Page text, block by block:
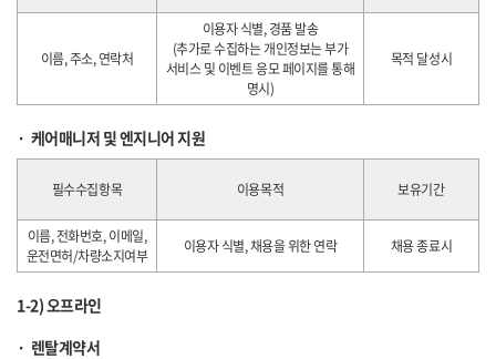
이름, 주소, 연락처
이용자 식별, 경품 발송
(추가로 수집하는 개인정보는 부가
서비스 및 이벤트 응모 페이지를 통해
명시)
목적 달성시
케어매니저 및 엔지니어 지원
필수수집항목 이용목적 보유기간
이름, 전화번호, 이메일,
운전면허/차량소지여부
이용자 식별, 채용을 위한 연락 채용 종료시
1-2) 오프라인
렌탈계약서